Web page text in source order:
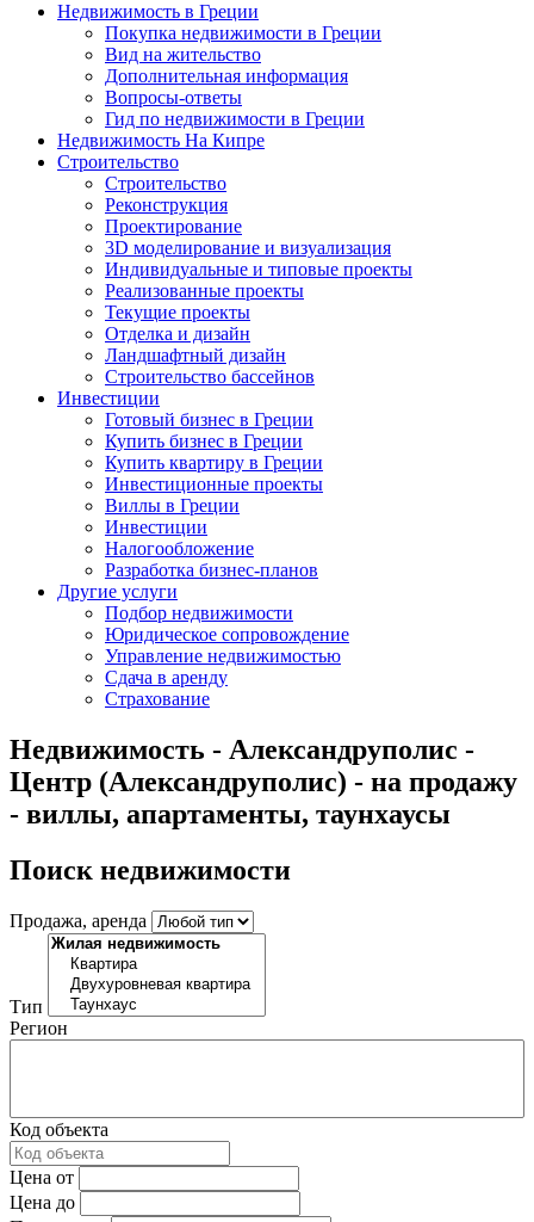
Недвижимость в Греции
Покупка недвижимости в Греции
Вид на жительство
Дополнительная информация
Вопросы-ответы
Гид по недвижимости в Греции
Недвижимость На Кипре
Строительство
Строительство
Реконструкция
Проектирование
3D моделирование и визуализация
Индивидуальные и типовые проекты
Реализованные проекты
Текущие проекты
Отделка и дизайн
Ландшафтный дизайн
Строительство бассейнов
Инвестиции
Готовый бизнес в Греции
Купить бизнес в Греции
Купить квартиру в Греции
Инвестиционные проекты
Виллы в Греции
Инвестиции
Налогообложение
Разработка бизнес-планов
Другие услуги
Подбор недвижимости
Юридическое сопровождение
Управление недвижимостью
Сдача в аренду
Страхование
Недвижимость - Александруполис -
Центр (Александруполис) - на продажу
- виллы, апартаменты, таунхаусы
Поиск недвижимости
Продажа, аренда
Тип
Регион
Код объекта
Цена от
Цена до